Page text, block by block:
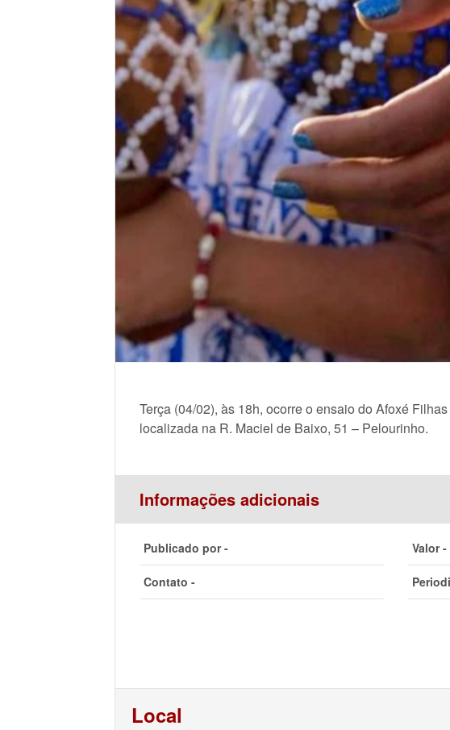
Terça (04/02), às 18h, ocorre o ensaio do Afoxé
localizada na R. Maciel de Baixo, 51 – Pelourinho.
Informações adicionais
Publicado por - Valor -
Contato -
Local